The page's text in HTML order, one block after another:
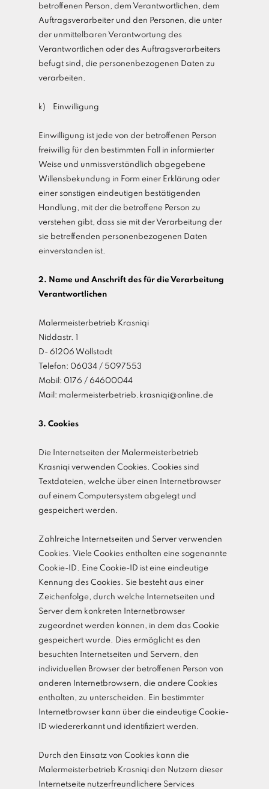
betroffenen Person, dem Verantwortlichen, dem
Auftragsverarbeiter und den Personen, die unter
der unmittelbaren Verantwortung des
Verantwortlichen oder des Auftragsverarbeiters
befugt sind, die personenbezogenen Daten zu
verarbeiten.
k) Einwilligung
Einwilligung ist jede von der betroffenen Person
freiwillig für den bestimmten Fall in informierter
Weise und unmissverständlich abgegebene
Willensbekundung in Form einer Erklärung oder
einer sonstigen eindeutigen bestätigenden
Handlung, mit der die betroffene Person zu
verstehen gibt, dass sie mit der Verarbeitung der
sie betreffenden personenbezogenen Daten
einverstanden ist.
2. Name und Anschrift des für die Verarbeitung
Verantwortlichen
Malermeisterbetrieb Krasniqi
Niddastr. 1
D- 61206 Wöllstadt
Telefon: 06034 / 5097553
Mobil: 0176 / 64600044
Mail: malermeisterbetrieb.krasniqi@online.de
3. Cookies
Die Internetseiten der Malermeisterbetrieb
Krasniqi verwenden Cookies. Cookies sind
Textdateien, welche über einen Internetbrowser
auf einem Computersystem abgelegt und
gespeichert werden.
Zahlreiche Internetseiten und Server verwenden
Cookies. Viele Cookies enthalten eine sogenannte
Cookie-ID. Eine Cookie-ID ist eine eindeutige
Kennung des Cookies. Sie besteht aus einer
Zeichenfolge, durch welche Internetseiten und
Server dem konkreten Internetbrowser
zugeordnet werden können, in dem das Cookie
gespeichert wurde. Dies ermöglicht es den
besuchten Internetseiten und Servern, den
individuellen Browser der betroffenen Person von
anderen Internetbrowsern, die andere Cookies
enthalten, zu unterscheiden. Ein bestimmter
Internetbrowser kann über die eindeutige Cookie-
ID wiedererkannt und identifiziert werden.
Durch den Einsatz von Cookies kann die
Malermeisterbetrieb Krasniqi den Nutzern dieser
Internetseite nutzerfreundlichere Services